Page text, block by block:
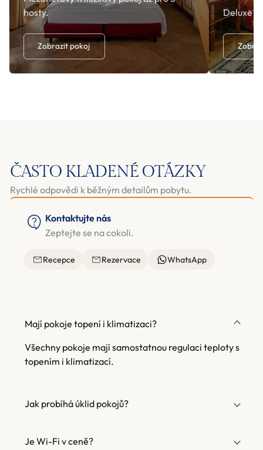
hosty.
Zobrazit pokoj
Deluxe
ČASTO KLADENÉ OTÁZKY
Rychlé odpovědi k běžným detailům pobytu.
Kontaktujte nás
Zeptejte se na cokoli.
Recepce Rezervace WhatsApp
Mají pokoje topení i klimatizaci?
Všechny pokoje mají samostatnou regulaci teploty s
topením i klimatizací.
Jak probíhá úklid pokojů?
Je Wi-Fi v ceně?